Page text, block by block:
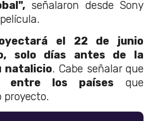
señalaron desde Sony
el 22 de junio
solo días antes de la
natalicio. Cabe señalar que
entre los países que